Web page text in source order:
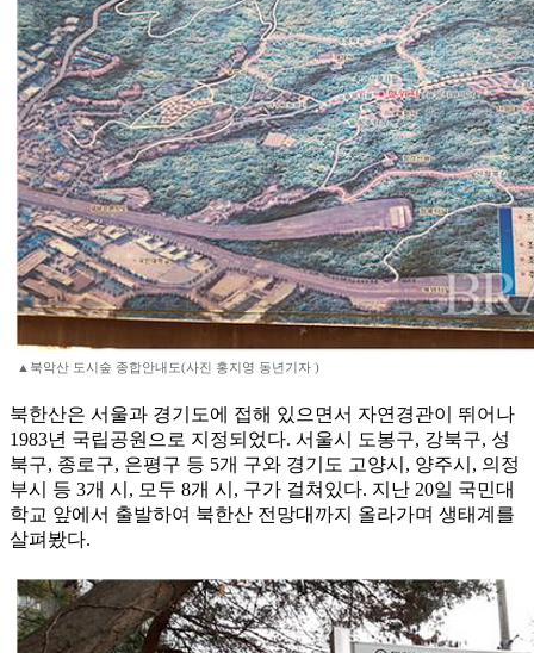
▲북악산 도시숲 종합안내도(사진 홍지영 동년기자 )
북한산은 서울과 경기도에 접해 있으면서 자연경관이 뛰어나
1983년 국립공원으로 지정되었다. 서울시 도봉구, 강북구, 성
북구, 종로구, 은평구 등 5개 구와 경기도 고양시, 양주시, 의정
부시 등 3개 시, 모두 8개 시, 구가 걸쳐있다. 지난 20일 국민대
학교 앞에서 출발하여 북한산 전망대까지 올라가며 생태계를
살펴봤다.